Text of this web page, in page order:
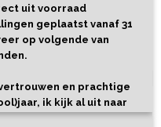
uit voorraad
geplaatst vanaf 31
op volgende van
en prachtige
ik kijk al uit naar
ideeën voor mooie